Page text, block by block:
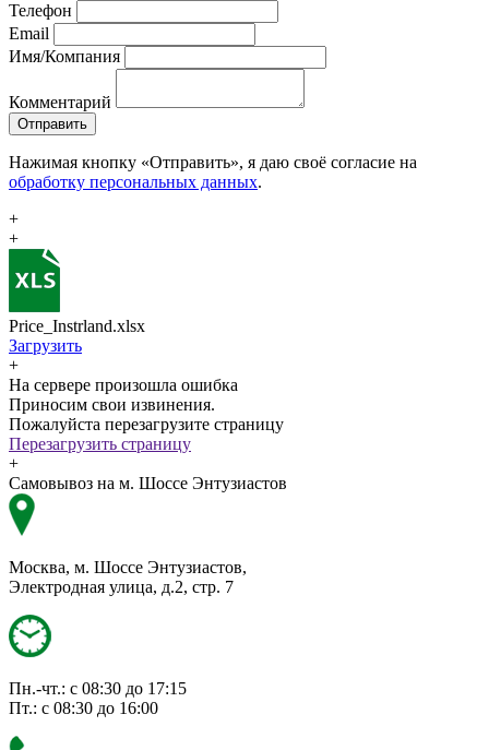
Телефон
Email
Имя/Компания
Комментарий
Отправить
Нажимая кнопку «Отправить», я даю своё согласие на
обработку персональных данных.
+
+
Price_Instrland.xlsx
Загрузить
+
На сервере произошла ошибка
Приносим свои извинения.
Пожалуйста перезагрузите страницу
Перезагрузить страницу
+
Самовывоз на м. Шоссе Энтузиастов
Москва, м. Шоссе Энтузиастов,
Электродная улица, д.2, стр. 7
Пн.-чт.: с 08:30 до 17:15
Пт.: с 08:30 до 16:00